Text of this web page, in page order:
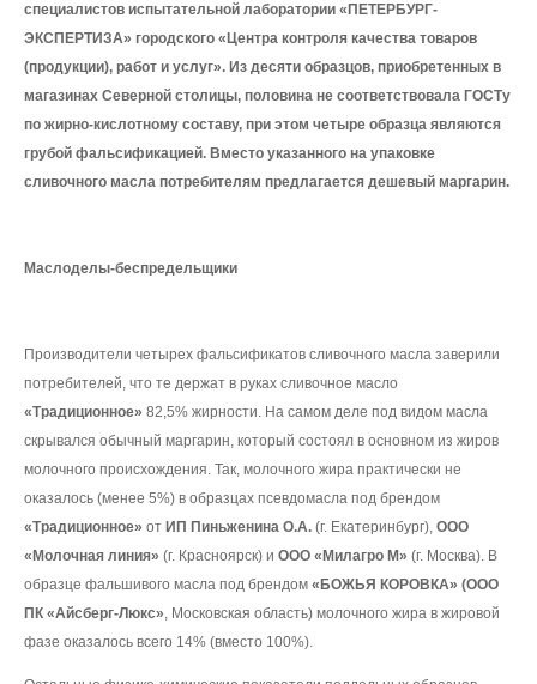
специалистов испытательной лаборатории «ПЕТЕРБУРГ-
ЭКСПЕРТИЗА» городского «Центра контроля качества товаров
(продукции), работ и услуг». Из десяти образцов, приобретенных в
магазинах Северной столицы, половина не соответствовала ГОСТу
по жирно-кислотному составу, при этом четыре образца являются
грубой фальсификацией. Вместо указанного на упаковке
сливочного масла потребителям предлагается дешевый маргарин.
Маслоделы-беспредельщики
Производители четырех фальсификатов сливочного масла заверили
потребителей, что те держат в руках сливочное масло
«Традиционное» 82,5% жирности. На самом деле под видом масла
скрывался обычный маргарин, который состоял в основном из жиров
молочного происхождения. Так, молочного жира практически не
оказалось (менее 5%) в образцах псевдомасла под брендом
«Традиционное» от ИП Пиньженина О.А. (г. Екатеринбург), ООО
«Молочная линия» (г. Красноярск) и ООО «Милагро М» (г. Москва). В
образце фальшивого масла под брендом «БОЖЬЯ КОРОВКА» (ООО
ПК «Айсберг-Люкс», Московская область) молочного жира в жировой
фазе оказалось всего 14% (вместо 100%).